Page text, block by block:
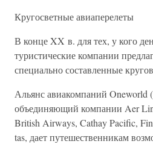
Кругосветные авиаперелеты
В конце XX в. для тех, у кого
туристические компании
специально составленные
Альянс авиакомпаний Oneworld
объединяющий компании Aer
British Airways, Cathay Pacific,
tas, дает путешественникам